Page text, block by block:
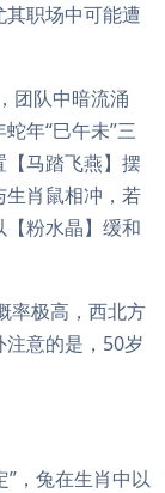
其职场中可能遭
团队中暗流涌
年“巳午未”三
马踏飞燕】摆
肖鼠相冲，若
粉水晶】缓和
率极高，西北方
意的是，50岁
”，兔在生肖中以